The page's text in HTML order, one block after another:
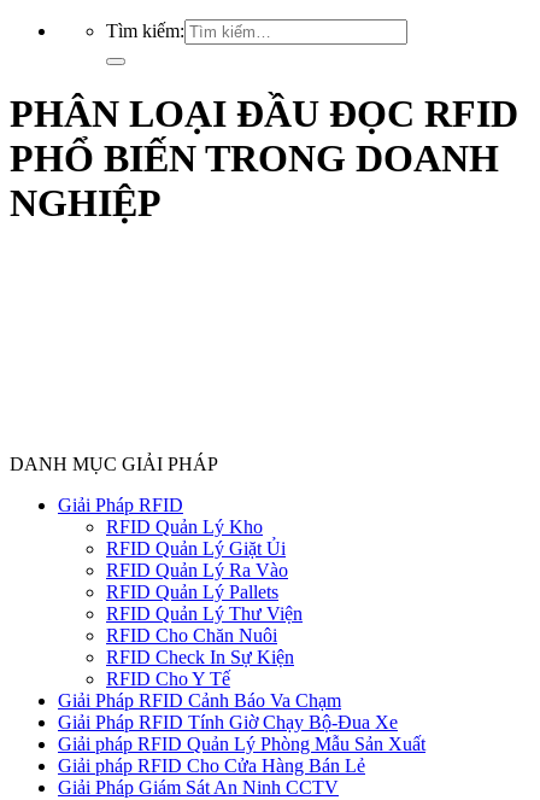
Tìm kiếm:
PHÂN LOẠI ĐẦU ĐỌC RFID
PHỔ BIẾN TRONG DOANH
NGHIỆP
DANH MỤC GIẢI PHÁP
Giải Pháp RFID
RFID Quản Lý Kho
RFID Quản Lý Giặt Ủi
RFID Quản Lý Ra Vào
RFID Quản Lý Pallets
RFID Quản Lý Thư Viện
RFID Cho Chăn Nuôi
RFID Check In Sự Kiện
RFID Cho Y Tế
Giải Pháp RFID Cảnh Báo Va Chạm
Giải Pháp RFID Tính Giờ Chạy Bộ-Đua Xe
Giải pháp RFID Quản Lý Phòng Mẫu Sản Xuất
Giải pháp RFID Cho Cửa Hàng Bán Lẻ
Giải Pháp Giám Sát An Ninh CCTV